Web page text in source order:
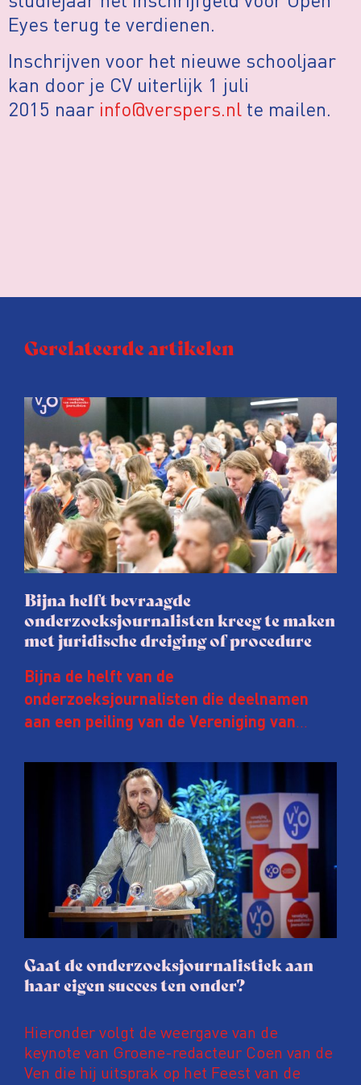
Eyes terug te verdienen.
Inschrijven voor het nieuwe schooljaar
kan door je CV uiterlijk 1 juli
2015 naar info@verspers.nl te mailen.
Gerelateerde artikelen
Bijna helft bevraagde
onderzoeksjournalisten kreeg te maken
met juridische dreiging of procedure
Bijna de helft van de
onderzoeksjournalisten die deelnamen
aan een peiling van de Vereniging van
afgelopen twee jaar te maken met
juridische dreiging of een juridische
procedure rond het eigen werk. Dat kost
journalisten tijd, ook ervaren zij stress en
soms worden publicaties aangepast of
gaat de hele publicatie zelfs niet door.
Gaat de onderzoeksjournalistiek aan
haar eigen succes ten onder?
Hieronder volgt de weergave van de
keynote van Groene-redacteur Coen van de
Ven die hij uitsprak op het Feest van de